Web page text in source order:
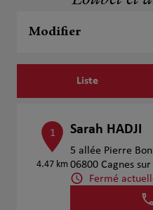
Modifier
Liste
1
4.47 km
Sarah HADJI
5 allée Pierre
06800 Cagnes
Fermé